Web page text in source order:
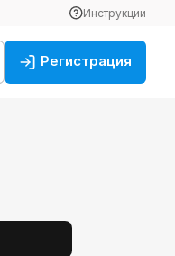
Инструкции
Регистрация